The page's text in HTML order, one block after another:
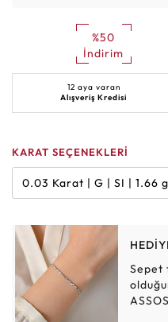
%50
İndirim
12 aya varan
Alışveriş Kredisi
KARAT SEÇENEKLERİ
0.03 Karat | G | SI |
Sepet